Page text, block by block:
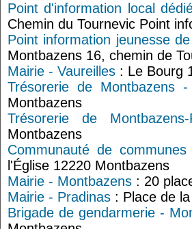
Point d'information local
Chemin du Tournevic Point
Point information jeunesse
Montbazens 16, chemin de
Mairie - Vaureilles : Le Bourg
Trésorerie de Montbazens -
Montbazens
Trésorerie de Montbazens-
Montbazens
Communauté de
l'Église 12220 Montbazens
Mairie - Montbazens : 20
Mairie - Pradinas : Place de
Brigade de gendarmerie -